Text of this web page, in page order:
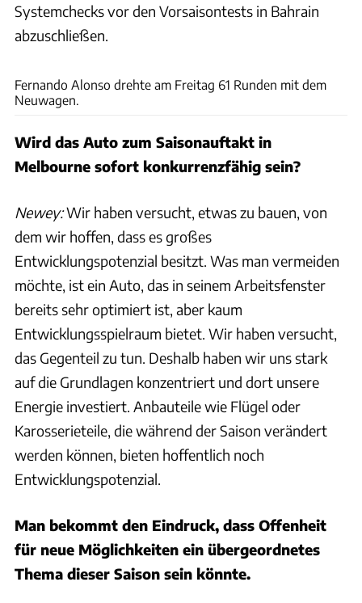
Systemchecks vor den Vorsaisontests in Bahrain
abzuschließen.
Fernando Alonso drehte am Freitag 61 Runden mit dem
Neuwagen.
Wird das Auto zum Saisonauftakt in
Melbourne sofort konkurrenzfähig sein?
Newey:Wir haben versucht, etwas zu bauen, von
dem wir hoffen, dass es großes
Entwicklungspotenzial besitzt. Was man vermeiden
möchte, ist ein Auto, das in seinem Arbeitsfenster
bereits sehr optimiert ist, aber kaum
Entwicklungsspielraum bietet. Wir haben versucht,
das Gegenteil zu tun. Deshalb haben wir uns stark
auf die Grundlagen konzentriert und dort unsere
Energie investiert. Anbauteile wie Flügel oder
Karosserieteile, die während der Saison verändert
werden können, bieten hoffentlich noch
Entwicklungspotenzial.
Man bekommt den Eindruck, dass Offenheit
für neue Möglichkeiten ein übergeordnetes
Thema dieser Saison sein könnte.